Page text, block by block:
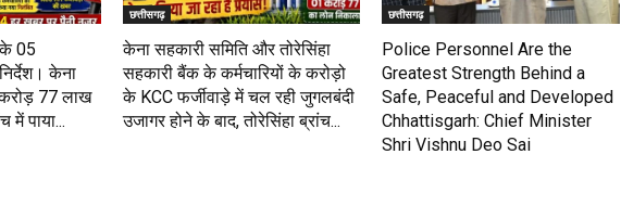
के 05
केना
77 लाख
में पाया...
छत्तीसगढ़
केना सहकारी समिति और तोरेसिंहा
सहकारी बैंक के कर्मचारियों के करोड़ो
के KCC फर्जीवाड़े में चल रही जुगलबंदी
उजागर होने के बाद, तोरेसिंहा ब्रांच...
छत्तीसगढ़
Police Personnel Are the
Greatest Strength Behind a
Safe, Peaceful and Developed
Chhattisgarh: Chief Minister
Shri Vishnu Deo Sai